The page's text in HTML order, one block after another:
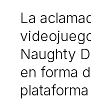
La
Naughty
en forma